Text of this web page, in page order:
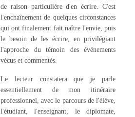
de raison particulière d'en écrire. C'est
l'enchaînement de quelques circonstances
qui ont finalement fait naître l'envie, puis
le besoin de les écrire, en privilégiant
l'approche du témoin des événements
vécus et commentés.
Le lecteur constatera que je parle
essentiellement de mon itinéraire
professionnel, avec le parcours de l'élève,
l'étudiant, l'enseignant, le diplomate,